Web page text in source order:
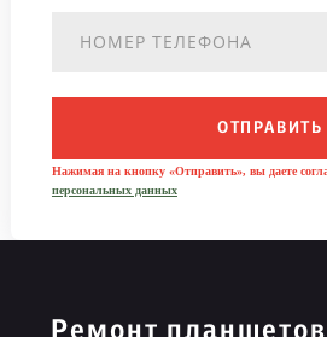
ОТПРАВИТЬ
Нажимая на кнопку «Отправить», вы даете
персональных данных
Ремонт